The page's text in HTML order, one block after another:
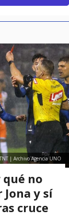
| Archivo Agencia UNO
qué no
y sí
cruce